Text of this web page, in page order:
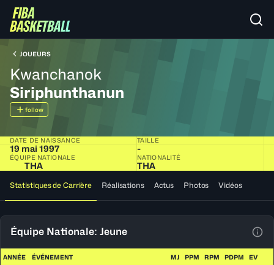
JOUEURS
Kwanchanok
Siriphunthanun
follow
DATE DE NAISSANCE
19 mai 1997
TAILLE
-
ÉQUIPE NATIONALE
THA
NATIONALITÉ
THA
Statistiques de Carrière Réalisations Actus Photos Vidéos
Équipe Nationale: Jeune
ANNÉE ÉVÉNEMENT MJ PPM RPM PDPM EV